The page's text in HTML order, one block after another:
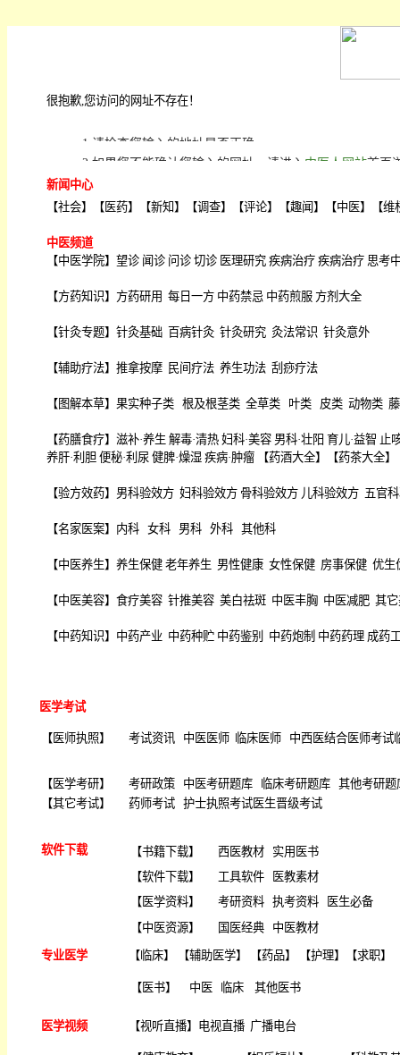
很抱歉,您访问的网址不存在！
1.请检查您输入的地址是否正确;
2.如果您不能确认您输入的网址，请进入 中医人网站首页
新闻中心
【社会】【 医药】【新知 】【调查】【评论】【趣闻 】【中医】【维
中医频道
【中医学院】 望诊 闻诊 问诊 切诊 医理研究 疾病治疗 疾病治疗 思考
【方药知识】 方药研用 每日一方 中药禁忌 中药煎服 方剂大全
【针灸专题】 针灸基础 百病针灸 针灸研究 灸法常识 针灸意外
【辅助疗法】 推拿按摩 民间疗法 养生功法 刮痧疗法
【 图解本草】 果实种子类 根及根茎类 全草类 叶类 皮类 动物类
【药膳食疗】 滋补·养生 解毒·清热 妇科·美容 男科·壮阳 育儿·益智 止
养肝·利胆 便秘·利尿 健脾·燥湿 疾病·肿瘤【药酒大全】【药茶大全】
【验方效药】 男科验效方 妇科验效方 骨科验效方 儿科验效方 五官
【名家医案】 内科 女科 男科 外科 其他科
【中医养生】 养生保健 老年养生 男性健康 女性保健 房事保健 优生
【中医美容】 食疗美容 针推美容 美白祛斑 中医丰胸 中医减肥 其
【中药知识】 中药产业 中药种贮 中药鉴别 中药炮制 中药药理 成药
医学考试
【 医师执照】 考试资讯 中医医师 临床医师 中西医结合医师考试
【 医学考研】 考研政策 中医考研题库 临床考研题库 其他考研题
【其它考试】 药师考试 护士执照考试 医生晋级考试
软件下载 【书籍下载】 西医教材
实用医书
【软件下载】 工具软件
医教素材
【 医学资料】 考研资料 执考资料
医生必备
【中医资源】 国医经典 中医教材
专业医学 【 临床】 【辅助医学】 【药品】 【护理】【求职】
【医书】 中医 临床 其他医书
医学视频 【视听直播】 电视直播 广播电台